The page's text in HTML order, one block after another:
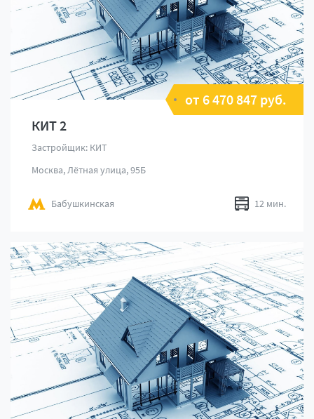
от 6 470 847 руб.
КИТ 2
Застройщик: КИТ
Москва, Лётная улица, 95Б
Бабушкинская 12 мин.